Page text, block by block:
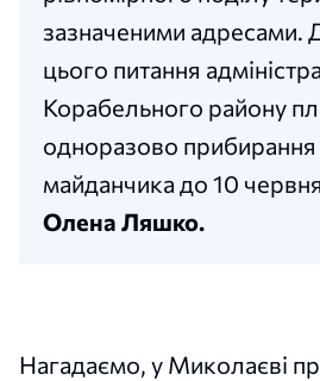
зазначеними адресами.
цього питання
Корабельного району
одноразово прибирання
майданчика до 10
Олена Ляшко.
Нагадаємо, у Миколаєві